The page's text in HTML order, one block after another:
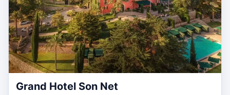
Grand Hotel Son Net